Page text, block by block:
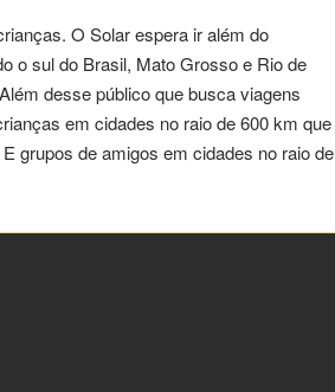
O Solar espera ir além do
o sul do Brasil, Mato Grosso e Rio de
desse público que busca viagens
em cidades no raio de 600 km que
grupos de amigos em cidades no raio de